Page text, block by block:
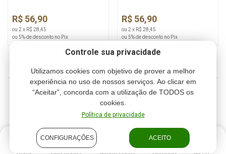
Controle sua privacidade
Utilizamos cookies com objetivo de prover a melhor
experiência no uso de nossos serviços. Ao clicar em
“Aceitar”, concorda com a utilização de TODOS os
cookies.
Política de privacidade
CONFIGURAÇÕES ACEITO
R$ 56,90
ou 2 x R$ 28,45
ou 5% de desconto no Pix
R$ 56,90
ou 2 x R$ 28,45
ou 5% de desconto no Pix
2 3